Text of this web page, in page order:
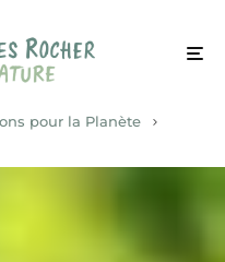
pour la Planète